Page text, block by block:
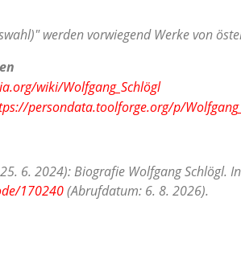
werden vorwiegend Werke von
wiki/Wolfgang_Schlögl
persondata.toolforge.org/p/
6. 2024): Biografie Wolfgang
170240(Abrufdatum: 6. 8. 2026).